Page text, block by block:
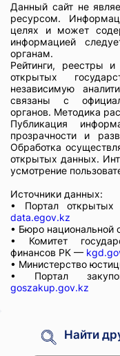
Данный сайт не
ресурсом.
целях и может
информацией
органам.
Рейтинги, реестры
открытых
независимую
связаны с
органов. Методика
Публикация
прозрачности и
Обработка
открытых данных.
усмотрение
Источники данных:
• Портал открытых
data.egov.kz
• Бюро национальной
• Комитет
финансов РК —
• Министерство
• Портал
goszakup.gov.kz
Найти